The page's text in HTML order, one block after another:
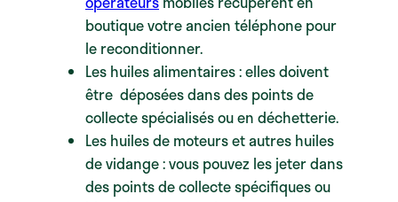
boutique votre ancien téléphone pour
le reconditionner.
Les huiles alimentaires : elles doivent
être déposées dans des points de
collecte spécialisés ou en déchetterie.
Les huiles de moteurs et autres huiles
de vidange : vous pouvez les jeter dans
des points de collecte spécifiques ou